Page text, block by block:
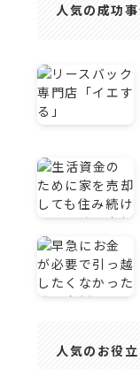
人気の成功
人気のお役